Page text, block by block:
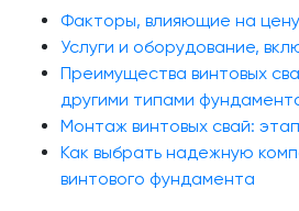
Факторы, влияющие на цену
Услуги и оборудование,
Преимущества винтовых
другими типами
Монтаж винтовых свай:
Как выбрать надежную
винтового фундамента